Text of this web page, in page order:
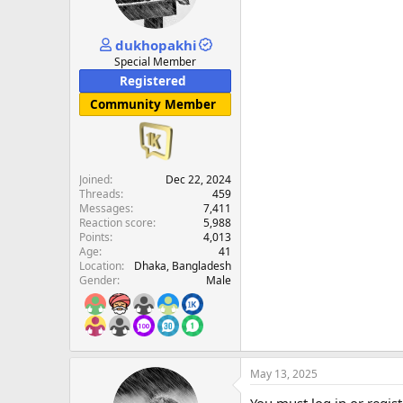
dukhopakhi
Special Member
Registered
Community Member
Joined
Dec 22, 2024
Threads
459
Messages
7,411
Reaction score
5,988
Points
4,013
Age
41
Location
Dhaka, Bangladesh
Gender
Male
May 13, 2025